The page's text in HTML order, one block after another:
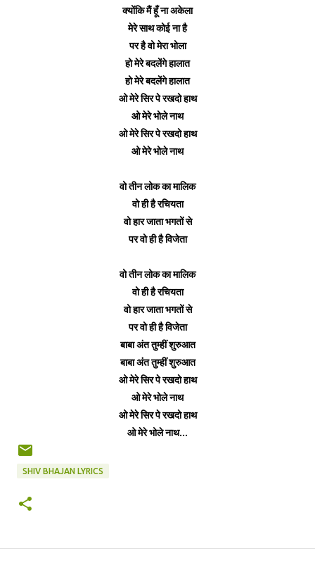
क्योंकि मैं हूँ ना अकेला
मेरे साथ कोई ना है
पर है वो मेरा भोला
हो मेरे बदलेंगे हालात
हो मेरे बदलेंगे हालात
ओ मेरे सिर पे रखदो हाथ
ओ मेरे भोले नाथ
ओ मेरे सिर पे रखदो हाथ
ओ मेरे भोले नाथ
वो तीन लोक का मालिक
वो ही है रचियता
वो हार जाता भगतों से
पर वो ही है विजेता
वो तीन लोक का मालिक
वो ही है रचियता
वो हार जाता भगतों से
पर वो ही है विजेता
बाबा अंत तुम्हीं शुरुआत
बाबा अंत तुम्हीं शुरुआत
ओ मेरे सिर पे रखदो हाथ
ओ मेरे भोले नाथ
ओ मेरे सिर पे रखदो हाथ
ओ मेरे भोले नाथ...
SHIV BHAJAN LYRICS